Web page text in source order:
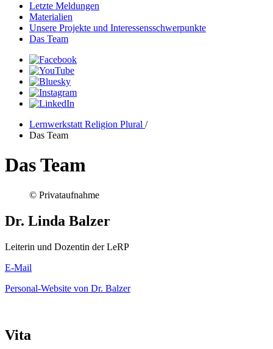
Letzte Meldungen
Materialien
Unsere Projekte und Interessensschwerpunkte
Das Team
Lernwerkstatt Religion Plural /
Das Team
Das Team
© Privataufnahme
Dr. Linda Balzer
Leiterin und Dozentin der LeRP
E-Mail
Personal-Website von Dr. Balzer
Vita